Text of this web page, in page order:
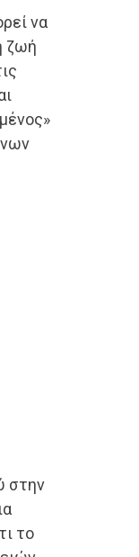
να
ζωή
στην
το